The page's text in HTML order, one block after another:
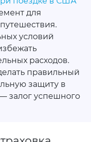
для
условий
расходов.
правильный
защиту в
залог успешного